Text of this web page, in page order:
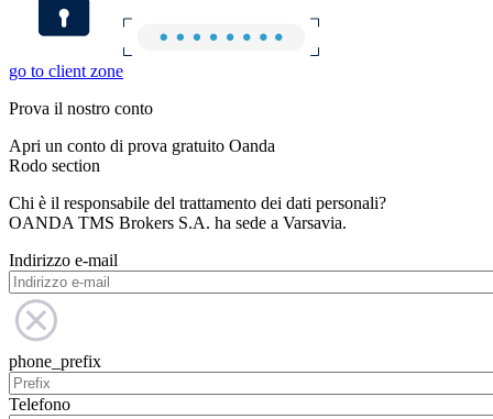
go to client zone
Prova il nostro conto
Apri un conto di prova gratuito Oanda
Rodo section
Chi è il responsabile del trattamento dei dati personali?
OANDA TMS Brokers S.A. ha sede a Varsavia.
Indirizzo e-mail
phone_prefix
Telefono